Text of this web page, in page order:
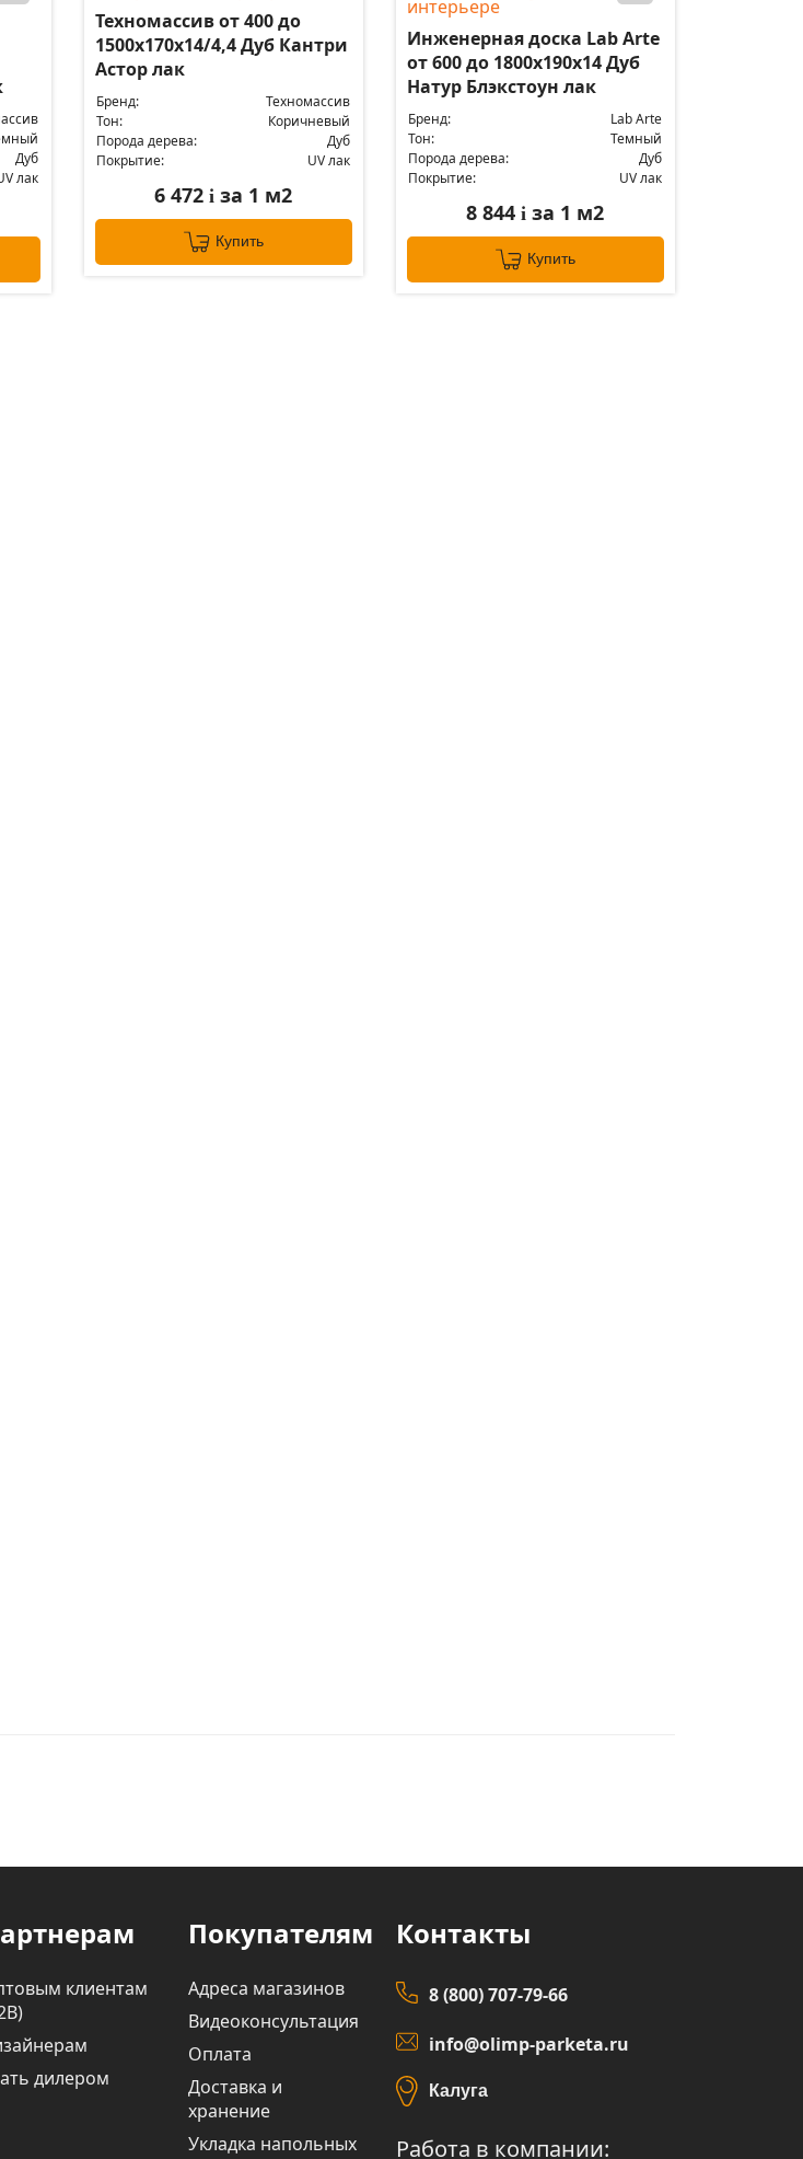
Дуб
лак
Техномассив от 400 до
1500х170х14/4,4 Дуб Кантри
Астор лак
Бренд:
Техномассив
Тон:
Коричневый
Порода дерева:
Дуб
Покрытие:
UV лак
6 472i за 1 м2
Купить
Инженерная доска Lab Arte
от 600 до 1800х190х14 Дуб
Натур Блэкстоун лак
Бренд:
Lab Arte
Тон:
Темный
Порода дерева:
Дуб
Покрытие:
UV лак
8 844i за 1 м2
Купить
клиентам
дилером
Покупателям
Адреса магазинов
Видеоконсультация
Оплата
Доставка и
хранение
Укладка напольных
Контакты
8 (800) 707-79-66
info@olimp-parketa.ru
Калуга
Работа в компании: